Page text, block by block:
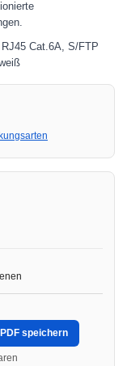
Cat.6A, S/FTP
speichern